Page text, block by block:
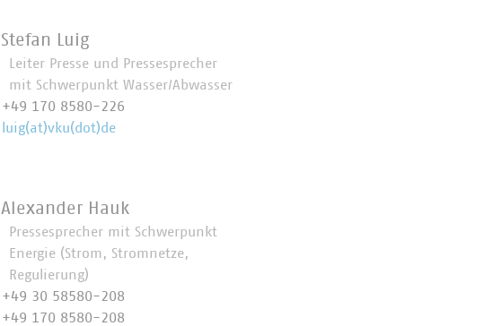
Stefan Luig
Leiter Presse und Pressesprecher
mit Schwerpunkt Wasser/Abwasser
+49 170 8580-226
luig(at)vku(dot)de
Alexander Hauk
Pressesprecher mit Schwerpunkt
Energie (Strom, Stromnetze,
Regulierung)
+49 30 58580-208
+49 170 8580-208